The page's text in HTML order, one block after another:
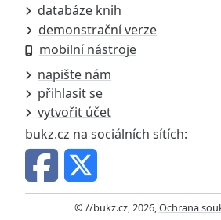
databáze knih
demonstrační verze
mobilní nástroje
napište nám
přihlasit se
vytvořit účet
bukz.cz na sociálních sítích:
© //bukz.cz, 2026,Ochrana